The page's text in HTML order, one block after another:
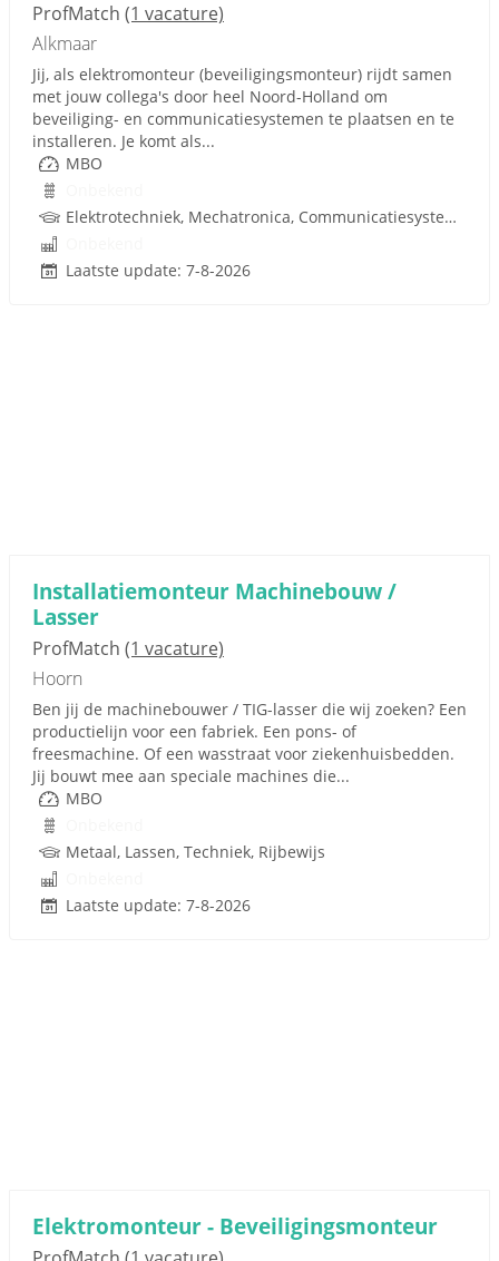
ProfMatch (1 vacature)
Alkmaar
Jij, als elektromonteur (beveiligingsmonteur) rijdt samen
met jouw collega's door heel Noord-Holland om
beveiliging- en communicatiesystemen te plaatsen en te
installeren. Je komt als...
MBO
Elektrotechniek, Mechatronica, Communicatiesystemen
Laatste update: 7-8-2026
Installatiemonteur Machinebouw /
Lasser
ProfMatch (1 vacature)
Hoorn
Ben jij de machinebouwer / TIG-lasser die wij zoeken? Een
productielijn voor een fabriek. Een pons- of
freesmachine. Of een wasstraat voor ziekenhuisbedden.
Jij bouwt mee aan speciale machines die...
MBO
Metaal, Lassen, Techniek, Rijbewijs
Laatste update: 7-8-2026
Elektromonteur - Beveiligingsmonteur